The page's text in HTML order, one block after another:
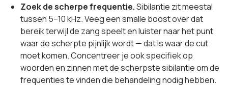
Zoek de scherpe frequentie.Sibilantie zit meestal
tussen 5–10 kHz. Veeg een smalle boost over dat
bereik terwijl de zang speelt en luister naar het punt
waar de scherpte pijnlijk wordt — dat is waar de cut
moet komen. Concentreer je ook specifiek op
woorden en zinnen met de scherpste sibilantie om de
frequenties te vinden die behandeling nodig hebben.